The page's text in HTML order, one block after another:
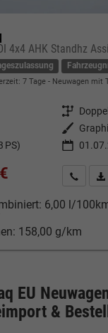
7 Tage Neuwagen mit
Getriebe
Außenfarbe
PS)
6,00 l/
158,00 g/km
EU
&